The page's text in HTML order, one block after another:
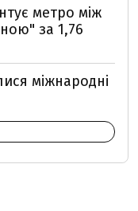
метро між
за 1,76
міжнародні